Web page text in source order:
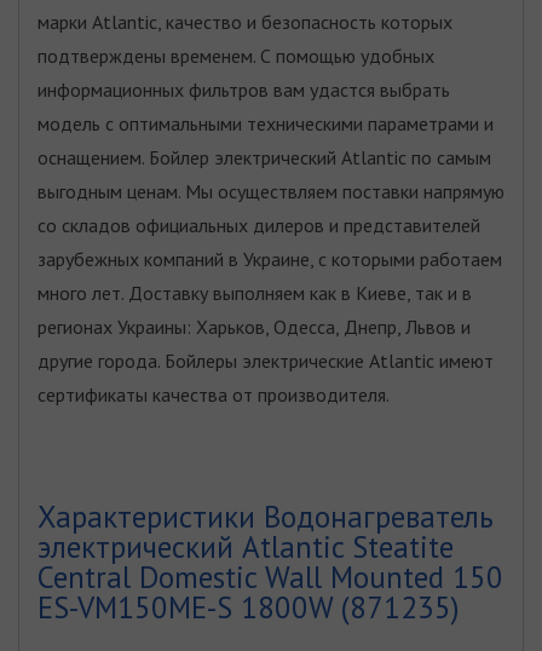
марки Atlantic, качество и безопасность которых
подтверждены временем. С помощью удобных
информационных фильтров вам удастся выбрать
модель с оптимальными техническими параметрами и
оснащением. Бойлер электрический Atlantic по самым
выгодным ценам. Мы осуществляем поставки напрямую
со складов официальных дилеров и представителей
зарубежных компаний в Украине, с которыми работаем
много лет. Доставку выполняем как в Киеве, так и в
регионах Украины: Харьков, Одесса, Днепр, Львов и
другие города. Бойлеры электрические Atlantic имеют
сертификаты качества от производителя.
Характеристики Водонагреватель
электрический Atlantic Steatite
Central Domestic Wall Mounted 150
ES-VM150ME-S 1800W (871235)